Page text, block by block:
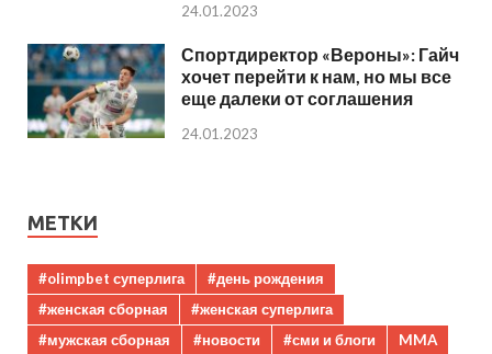
24.01.2023
Спортдиректор «Вероны»: Гайч
хочет перейти к нам, но мы все
еще далеки от соглашения
24.01.2023
МЕТКИ
#olimpbet суперлига
#день рождения
#женская сборная
#женская суперлига
#мужская сборная
#новости #сми и блоги
MMA